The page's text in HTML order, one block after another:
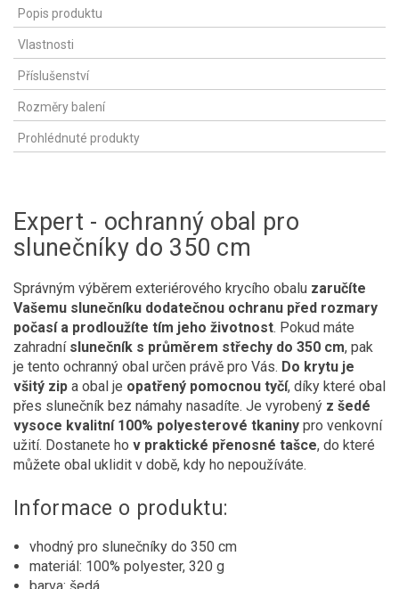
Popis produktu
Vlastnosti
Příslušenství
Rozměry balení
Prohlédnuté produkty
Expert - ochranný obal pro
slunečníky do 350 cm
Správným výběrem exteriérového krycího obalu zaručíte
Vašemu slunečníku dodatečnou ochranu před rozmary
počasí a prodloužíte tím jeho životnost. Pokud máte
zahradní slunečník s průměrem střechy do 350 cm, pak
je tento ochranný obal určen právě pro Vás. Do krytu je
všitý zip a obal je opatřený pomocnou tyčí, díky které obal
přes slunečník bez námahy nasadíte. Je vyrobený z šedé
vysoce kvalitní 100% polyesterové tkaniny pro venkovní
užití. Dostanete ho v praktické přenosné tašce, do které
můžete obal uklidit v době, kdy ho nepoužíváte.
Informace o produktu:
vhodný pro slunečníky do 350 cm
materiál: 100% polyester, 320 g